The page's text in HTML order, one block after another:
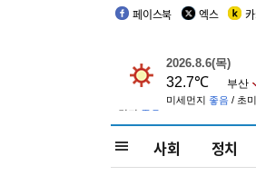
페이스북 엑스
사회 정치